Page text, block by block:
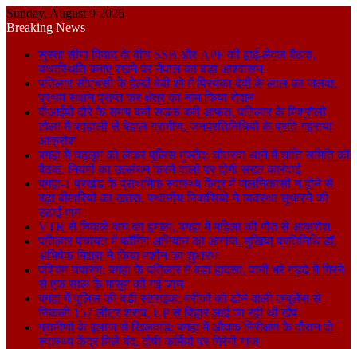
Sunday, August 9 2026
Breaking News
सुस्ता सीमा विवाद के बीच SSB और APF की हाई-लेवल बैठक,
यथास्थिति बनाए रखने पर नेपाल का बड़ा आश्वासन
पतिलार सीएचसी के हेल्दी बेबी शो में प्रियंका देवी के लाल का जलवा,
प्रथम स्थान प्राप्त कर क्षेत्र का नाम किया रोशन
वीआईपी दौरे के समय बनी सड़क बनी आफत, पतिलार के मिश्रौली
टोला में बदहाली से बेहाल ग्रामीण, जनप्रतिनिधियों के प्रति गहराया
आक्रोश
बगहा में चहलूम को लेकर पुलिस मुस्तैद: चौतरवा थाने में शांति समिति की
बैठक, नियमों का उल्लंघन करने वालों पर होगी सख्त कार्रवाई
बगहा-1 प्रखंड के प्राथमिक स्वास्थ्य केंद्र में जलनिकासी न होने से
बढ़ा बीमारियों का खतरा, स्थानीय निवासियों ने व्यवस्था सुधारने की
उठाई मांग।
VTR से निकले बाघ का हमला, बगहा में महिला की मौत से आक्रोश
पतिलार पंचायत में फॉगिंग अभियान का आगाज, मुखिया प्रतिनिधि डॉ.
अभिषेक मिश्रा ने किया मशीन का शुभारंभ
पश्चिम चंपारण: बगहा के पतिलार में बड़ा हादसा, पानी भरे गड्ढे में गिरने
से एक साल के मासूम की गई जान
बगहा में पुलिस की बड़ी स्ट्राइक: मरीजों को ढोने वाली एम्बुलेंस से
निकली 157 लीटर शराब, UP से बिहार लाई जा रही थी खेप
ग्रामीणों के इलाज से खिलवाड़: बगहा में औचक निरीक्षण के दौरान दो
स्वास्थ्य केंद्र मिले बंद, दोषी कर्मियों पर गिरेगी गाज